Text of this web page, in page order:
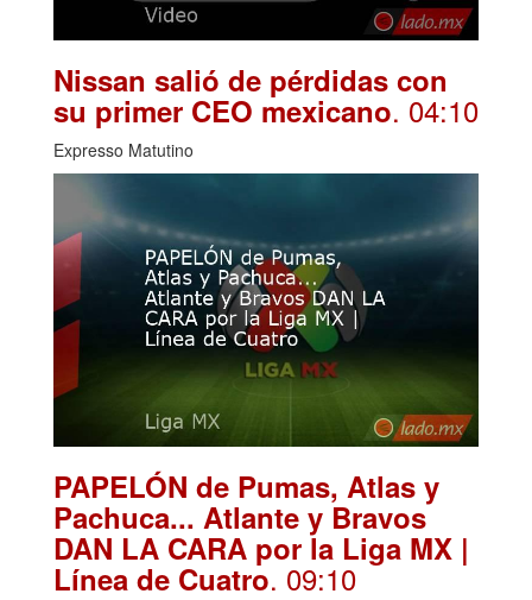
Nissan salió de pérdidas con
su primer CEO mexicano. 04:10
Expresso Matutino
PAPELÓN de Pumas, Atlas y
Pachuca... Atlante y Bravos
DAN LA CARA por la Liga MX |
Línea de Cuatro. 09:10